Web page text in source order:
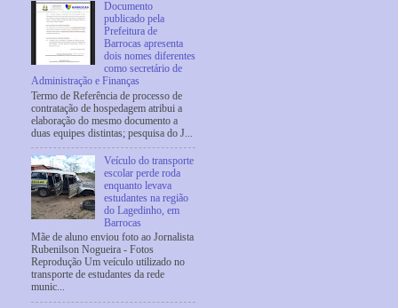
Documento
publicado pela
Prefeitura de
Barrocas apresenta
dois nomes diferentes
como secretário de
Administração e Finanças
Termo de Referência de processo de
contratação de hospedagem atribui a
elaboração do mesmo documento a
duas equipes distintas; pesquisa do J...
Veículo do transporte
escolar perde roda
enquanto levava
estudantes na região
do Lagedinho, em
Barrocas
Mãe de aluno enviou foto ao Jornalista
Rubenilson Nogueira - Fotos
Reprodução Um veículo utilizado no
transporte de estudantes da rede
munic...